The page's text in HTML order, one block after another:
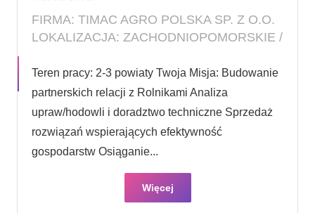
FIRMA: TIMAC AGRO POLSKA SP. Z O.O.
LOKALIZACJA: ZACHODNIOPOMORSKIE /
Teren pracy: 2-3 powiaty Twoja Misja: Budowanie
partnerskich relacji z Rolnikami Analiza
upraw/hodowli i doradztwo techniczne Sprzedaż
rozwiązań wspierających efektywność
gospodarstw Osiąganie...
Więcej